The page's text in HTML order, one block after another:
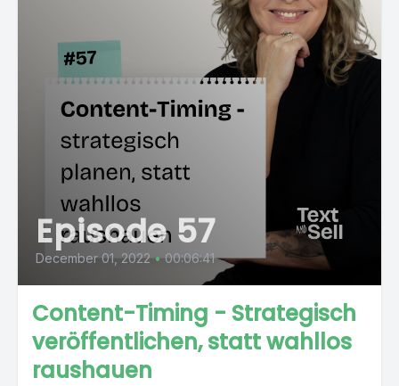
Episode 57
December 01, 2022 • 00:06:41
Content-Timing - Strategisch
veröffentlichen, statt wahllos
raushauen